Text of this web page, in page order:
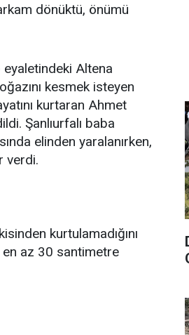
dönüktü, önümü
eyaletindeki Altena
kesmek isteyen
kurtaran Ahmet
Şanlıurfalı baba
elinden yaralanırken,
verdi.
kurtulamadığını
en az 30 santimetre